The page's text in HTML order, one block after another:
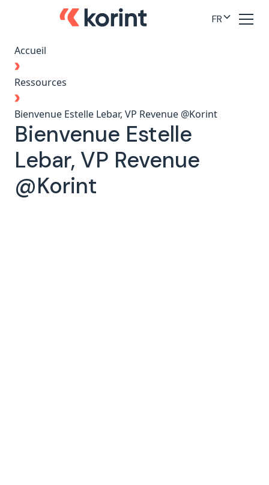
FR
Accueil
Ressources
Bienvenue Estelle Lebar, VP Revenue @Korint
Bienvenue Estelle
Lebar, VP Revenue
@Korint